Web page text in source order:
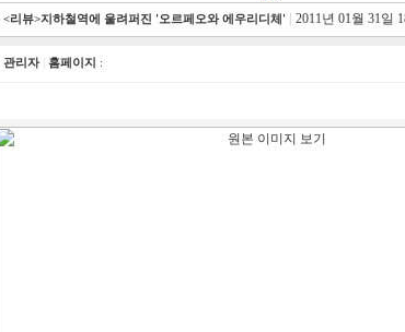
<리뷰>지하철역에 울려퍼진 '오르페오와 에우리디체' 2011년 01월 31일
관리자 홈페이지 :